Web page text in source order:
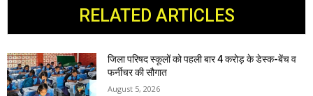
RELATED ARTICLES
जिला परिषद स्कूलों को पहली बार 4 करोड़ के डेस्क-बेंच व
फर्नीचर की सौगात
August 5, 2026